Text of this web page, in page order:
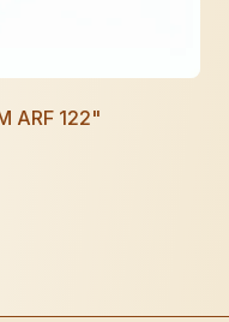
ARF 122"